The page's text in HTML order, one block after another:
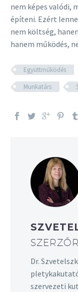
nem képes valódi,
építeni. Ezért
nem költség,
hanem működés,
Együttműködés
Munkatárs
Dr.
szervezeti